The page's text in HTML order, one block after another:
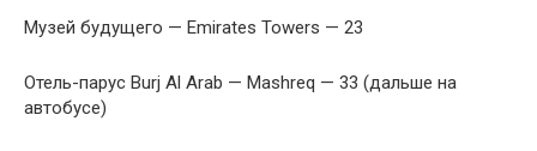
Музей будущего — Emirates Towers — 23
Отель-парус Burj Al Arab — Mashreq — 33 (дальше на
автобусе)